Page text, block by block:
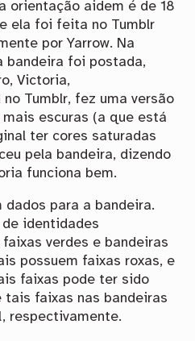
orientação aidem é de 18
ela foi feita no Tumblr
por Yarrow. Na
bandeira foi postada,
Victoria,
Tumblr, fez uma versão
escuras (a que está
ter cores saturadas
pela bandeira, dizendo
funciona bem.
para a bandeira.
identidades
verdes e bandeiras
possuem faixas roxas, e
faixas pode ter sido
tais faixas nas bandeiras
respectivamente.